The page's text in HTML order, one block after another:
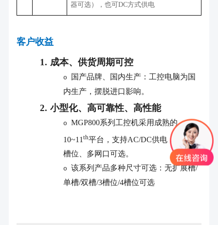
器可选），也可DC方式供电
客户收益
1. 成本、供货周期可控
o
国产品牌、国内生产：工控电脑为国
内生产，摆脱进口影响。
2. 小型化、高可靠性、高性能
o MGP800系列工控机采用成熟的
10~11 th平台，支持AC/DC供电，多PCIe
槽位、多网口可选。
o 该系列产品多种尺寸可选：无扩展槽/
单槽/双槽/3槽位/4槽位可选